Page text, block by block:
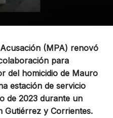
(MPA) renovó
para
del homicidio de Mauro
estación de servicio
de 2023 durante un
Gutiérrez y Corrientes.